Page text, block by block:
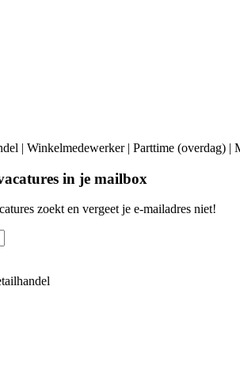
| Winkelmedewerker | Parttime (overdag) |
in je mailbox
zoekt en vergeet je e-mailadres niet!